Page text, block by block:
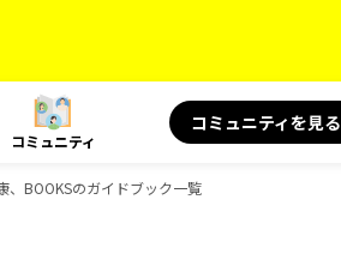
コミュニティ
コミュニティを見る
、BOOKSのガイドブック一覧